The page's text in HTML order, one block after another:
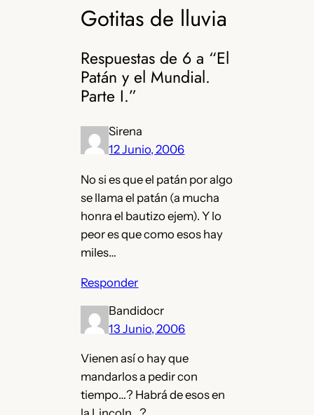
Gotitas de lluvia
Respuestas de 6 a “El
Patán y el Mundial.
Parte I.”
Sirena
12 Junio, 2006
No si es que el patán por algo
se llama el patán (a mucha
honra el bautizo ejem). Y lo
peor es que como esos hay
miles…
Responder
Bandidocr
13 Junio, 2006
Vienen así o hay que
mandarlos a pedir con
tiempo…? Habrá de esos en